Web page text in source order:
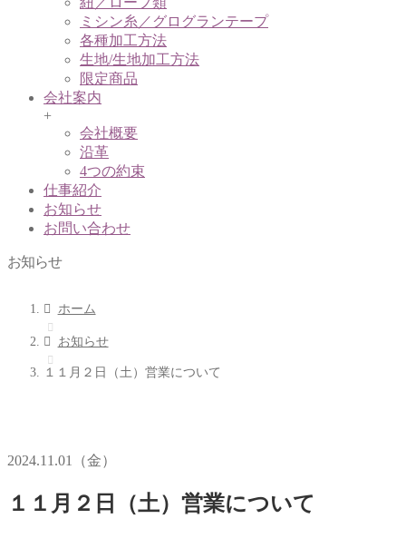
ミシン糸／グログランテープ
各種加工方法
生地/生地加工方法
限定商品
会社案内
+
会社概要
沿革
4つの約束
仕事紹介
お知らせ
お問い合わせ
お知らせ
ホーム
お知らせ
１１月２日（土）営業について
2024.11.01（金）
１１月２日（土）営業について